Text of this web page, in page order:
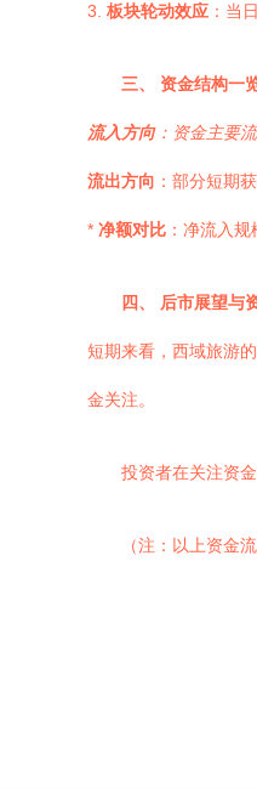
3. 板块轮动效应 ：当
三、 资金结构一
流入方向：资金主要
流出方向 ：部分短期
* 净额对比 ：净流入
四、 后市展望与
短期来看，西域旅游
金关注。
投资者在关注资
（注：以上资金